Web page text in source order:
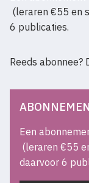
(leraren €55 en
6 publicaties.
Reeds abonnee?
Een
(leraren €55
daarvoor 6